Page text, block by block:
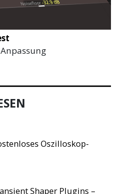
Oszilloskop-
Shaper Plugins –